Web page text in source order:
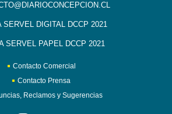
SERVEL DIGITAL DCCP 2021
SERVEL PAPEL DCCP 2021
Contacto Comercial
Contacto Prensa
Reclamos y Sugerencias